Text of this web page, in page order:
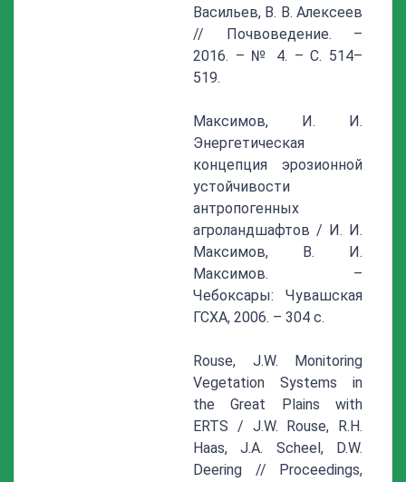
Васильев, В. В. Алексеев
// Почвоведение. –
2016. – № 4. – С. 514–
519.
Максимов, И. И.
Энергетическая
концепция эрозионной
устойчивости
антропогенных
агроландшафтов / И. И.
Максимов, В. И.
Максимов. –
Чебоксары: Чувашская
ГСХА, 2006. – 304 с.
Rouse, J.W. Monitoring
Vegetation Systems in
the Great Plains with
ERTS / J.W. Rouse, R.H.
Haas, J.A. Scheel, D.W.
Deering // Proceedings,